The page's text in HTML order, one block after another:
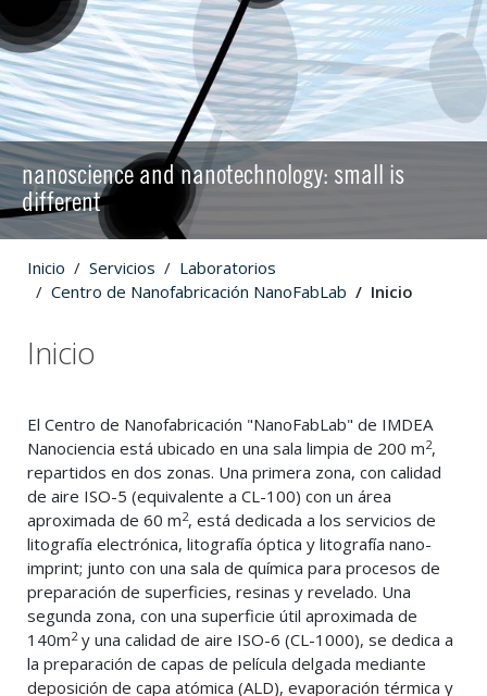
nanoscience and nanotechnology: small is
different
Inicio Servicios
Laboratorios
Centro de Nanofabricación NanoFabLab
Inicio
Inicio
El Centro de Nanofabricación "NanoFabLab" de IMDEA
Nanociencia está ubicado en una sala limpia de 200 m2,
repartidos en dos zonas. Una primera zona, con calidad
de aire ISO-5 (equivalente a CL-100) con un área
aproximada de 60 m2, está dedicada a los servicios de
litografía electrónica, litografía óptica y litografía nano-
imprint; junto con una sala de química para procesos de
preparación de superficies, resinas y revelado. Una
segunda zona, con una superficie útil aproximada de
140m2y una calidad de aire ISO-6 (CL-1000), se dedica a
la preparación de capas de película delgada mediante
deposición de capa atómica (ALD), evaporación térmica y